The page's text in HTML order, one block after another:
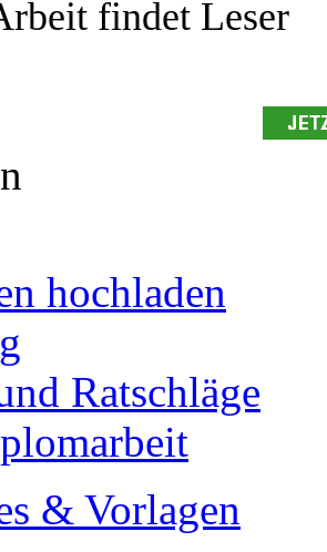
findet Leser
hochladen
Ratschläge
& Vorlagen